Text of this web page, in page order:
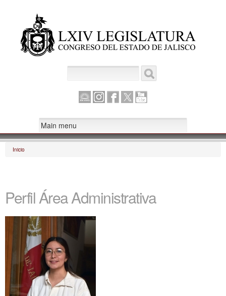
Formulario de búsqueda
Canal
Parlamento
Instagram
Facebook
Twitter
Inicio
Perfil Área Administrativa